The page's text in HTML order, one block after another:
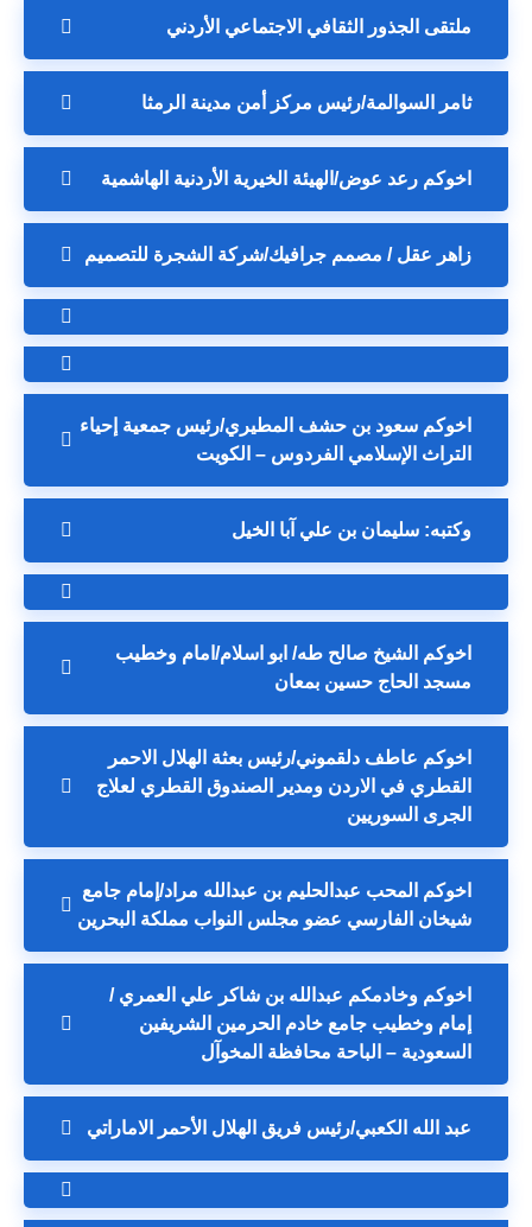
ملتقى الجذور الثقافي الاجتماعي الأردني
ثامر السوالمة/رئيس مركز أمن مدينة الرمثا
اخوكم رعد عوض/الهيئة الخيرية الأردنية الهاشمية
زاهر عقل / مصمم جرافيك/شركة الشجرة للتصميم
اخوكم سعود بن حشف المطيري/رئيس جمعية إحياء
التراث الإسلامي الفردوس – الكويت
وكتبه: سليمان بن علي آبا الخيل
اخوكم الشيخ صالح طه/ ابو اسلام/امام وخطيب
مسجد الحاج حسين بمعان
اخوكم عاطف دلقموني/رئيس بعثة الهلال الاحمر
القطري في الاردن ومدير الصندوق القطري لعلاج
الجرى السوريين
اخوكم المحب عبدالحليم بن عبدالله مراد/إمام جامع
شيخان الفارسي عضو مجلس النواب مملكة البحرين
اخوكم وخادمكم عبدالله بن شاكر علي العمري /
إمام وخطيب جامع خادم الحرمين الشريفين
السعودية – الباحة محافظة المخوآل
عبد الله الكعبي/رئيس فريق الهلال الأحمر الاماراتي